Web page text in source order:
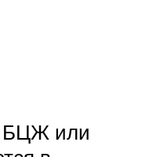
БЦЖ или